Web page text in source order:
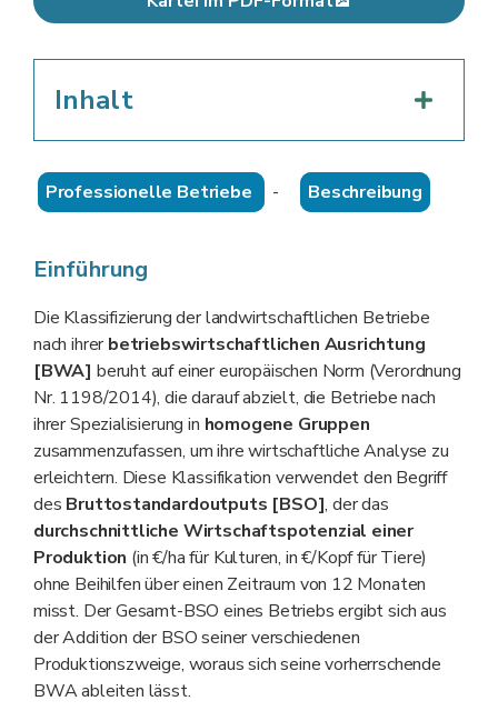
Inhalt
Professionelle Betriebe - Beschreibung
Einführung
Die Klassifizierung der landwirtschaftlichen Betriebe
nach ihrerbetriebswirtschaftlichen Ausrichtung
[BWA] beruht auf einer europäischen Norm (Verordnung
Nr. 1198/2014), die darauf abzielt, die Betriebe nach
ihrer Spezialisierung in homogene Gruppen
zusammenzufassen, um ihre wirtschaftliche Analyse zu
erleichtern. Diese Klassifikation verwendet den Begriff
des Bruttostandardoutputs [BSO], der das
durchschnittliche Wirtschaftspotenzial einer
Produktion (in €/ha für Kulturen, in €/Kopf für Tiere)
ohne Beihilfen über einen Zeitraum von 12 Monaten
misst. Der Gesamt-BSO eines Betriebs ergibt sich aus
der Addition der BSO seiner verschiedenen
Produktionszweige, woraus sich seine vorherrschende
BWA ableiten lässt.